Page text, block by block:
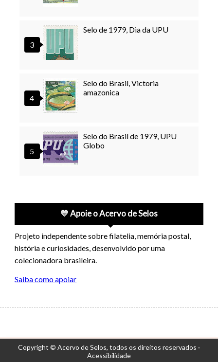
Selo de 1979, Dia da UPU
Selo do Brasil, Victoria
amazonica
Selo do Brasil de 1979, UPU
Globo
💛 Apoie o Acervo de Selos
Projeto independente sobre filatelia, memória postal,
história e curiosidades, desenvolvido por uma
colecionadora brasileira.
Saiba como apoiar
Copyright © Acervo de Selos, todos os direitos reservados ·
Acessibilidade